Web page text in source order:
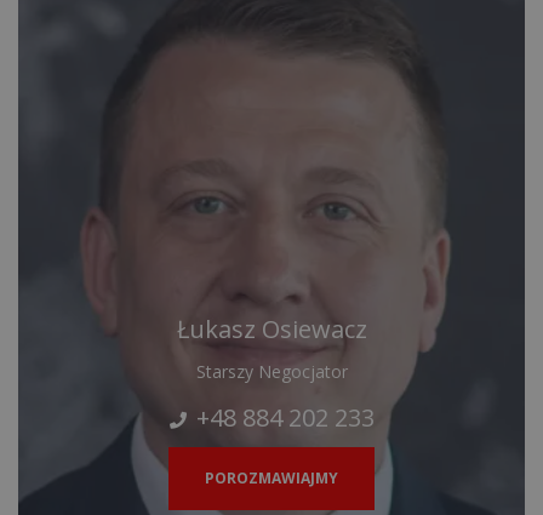
Łukasz Osiewacz
Starszy Negocjator
+48 884 202 233
POROZMAWIAJMY